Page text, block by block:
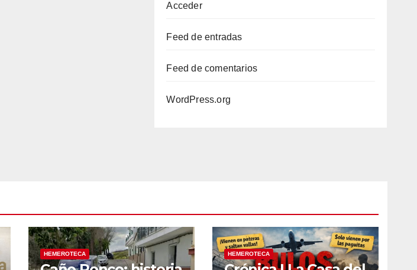
Acceder
Feed de entradas
Feed de comentarios
WordPress.org
HEMEROTECA HEMEROTECA